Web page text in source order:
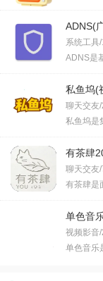
ADNS(
系统工具
ADNS是
私鱼坞(
聊天交友
私鱼坞是
有茶肆
聊天交友
有茶肆是
单色音
视频影音
单色音乐